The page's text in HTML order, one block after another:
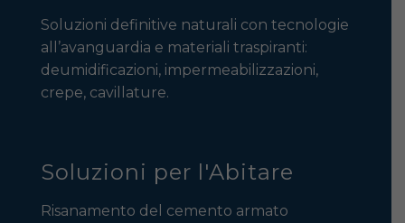
Soluzioni definitive naturali con tecnologie
all’avanguardia e materiali traspiranti:
deumidificazioni, impermeabilizzazioni,
crepe, cavillature.
Soluzioni per l'Abitare
Risanamento del cemento armato